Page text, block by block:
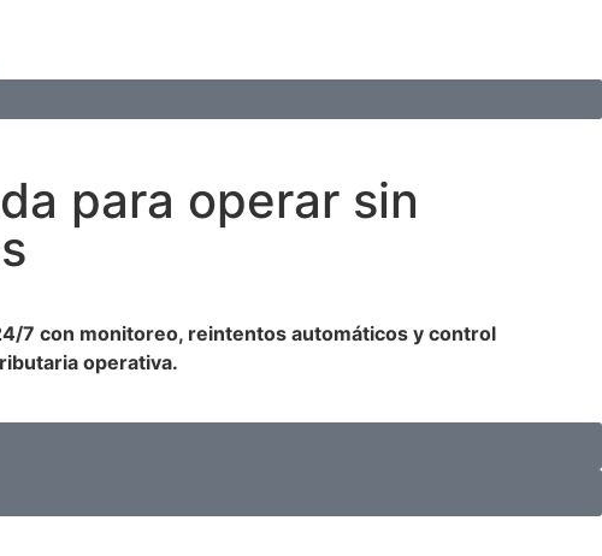
para operar sin
7 con monitoreo, reintentos automáticos y control
operativa.